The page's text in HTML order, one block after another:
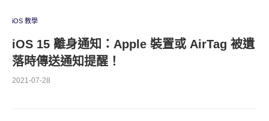
iOS 教學
iOS 15 離身通知：Apple 裝置或 AirTag 被遺
落時傳送通知提醒！
2021-07-28